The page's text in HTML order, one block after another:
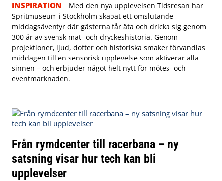
INSPIRATION
Med den nya upplevelsen Tidsresan har
Spritmuseum i Stockholm skapat ett omslutande
middagsäventyr där gästerna får äta och dricka sig genom
300 år av svensk mat- och dryckeshistoria. Genom
projektioner, ljud, dofter och historiska smaker förvandlas
middagen till en sensorisk upplevelse som aktiverar alla
sinnen – och erbjuder något helt nytt för mötes- och
eventmarknaden.
Från rymdcenter till racerbana – ny
satsning visar hur tech kan bli
upplevelser